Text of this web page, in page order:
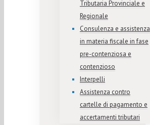
Tributaria Provinciale e
Regionale
Consulenza e assistenza
in materia fiscale in fase
pre-contenziosa e
contenzioso
Interpelli
Assistenza contro
cartelle di pagamento e
accertamenti tributari